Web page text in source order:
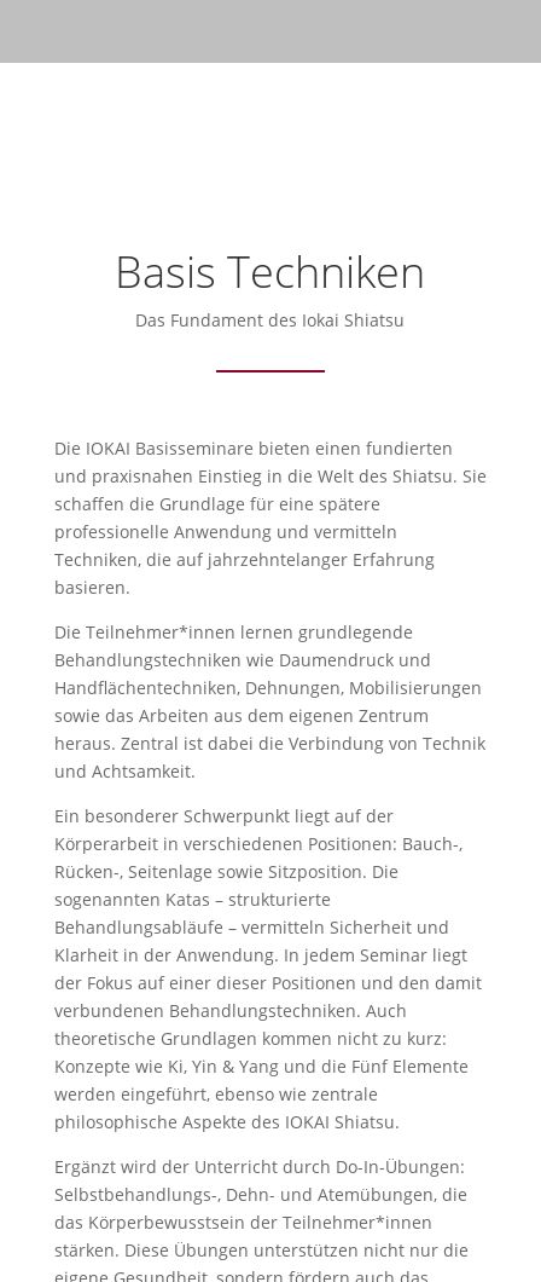
Basis Techniken
Das Fundament des Iokai Shiatsu
Die IOKAI Basisseminare bieten einen fundierten
und praxisnahen Einstieg in die Welt des Shiatsu. Sie
schaffen die Grundlage für eine spätere
professionelle Anwendung und vermitteln
Techniken, die auf jahrzehntelanger Erfahrung
basieren.
Die Teilnehmer*innen lernen grundlegende
Behandlungstechniken wie Daumendruck und
Handflächentechniken, Dehnungen, Mobilisierungen
sowie das Arbeiten aus dem eigenen Zentrum
heraus. Zentral ist dabei die Verbindung von Technik
und Achtsamkeit.
Ein besonderer Schwerpunkt liegt auf der
Körperarbeit in verschiedenen Positionen: Bauch-,
Rücken-, Seitenlage sowie Sitzposition. Die
sogenannten Katas – strukturierte
Behandlungsabläufe – vermitteln Sicherheit und
Klarheit in der Anwendung. In jedem Seminar liegt
der Fokus auf einer dieser Positionen und den damit
verbundenen Behandlungstechniken. Auch
theoretische Grundlagen kommen nicht zu kurz:
Konzepte wie Ki, Yin & Yang und die Fünf Elemente
werden eingeführt, ebenso wie zentrale
philosophische Aspekte des IOKAI Shiatsu.
Ergänzt wird der Unterricht durch Do-In-Übungen:
Selbstbehandlungs-, Dehn- und Atemübungen, die
das Körperbewusstsein der Teilnehmer*innen
stärken. Diese Übungen unterstützen nicht nur die